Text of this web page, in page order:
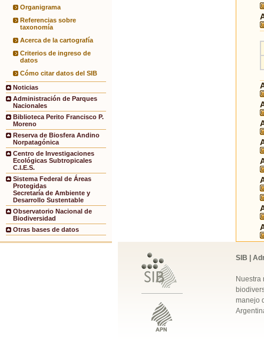
Organigrama
Referencias sobre
taxonomía
Acerca de la cartografía
Criterios de ingreso de
datos
Cómo citar datos del SIB
Noticias
Administración de Parques
Nacionales
Biblioteca Perito Francisco P.
Moreno
Reserva de Biosfera Andino
Norpatagónica
Centro de Investigaciones
Ecológicas Subtropicales
C.I.E.S.
Sistema Federal de Áreas
Protegidas
Secretaría de Ambiente y
Desarrollo Sustentable
Observatorio Nacional de
Biodiversidad
Otras bases de datos
SIB |
Nuestra
manejo